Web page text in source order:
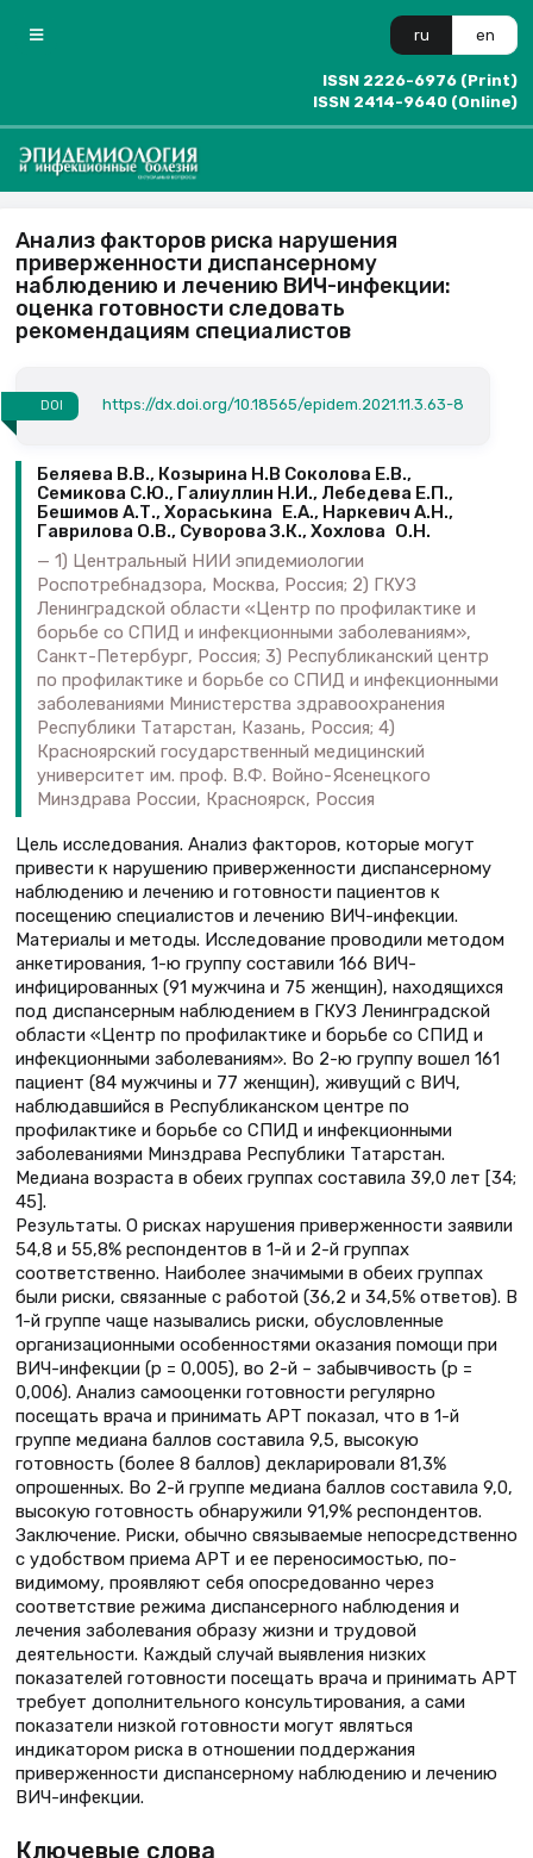
ru en
ISSN 2226-6976 (Print)
ISSN 2414-9640 (Online)
Анализ факторов риска нарушения
приверженности диспансерному
наблюдению и лечению ВИЧ-инфекции:
оценка готовности следовать
рекомендациям специалистов
DOI https://dx.doi.org/10.18565/epidem.2021.11.3.63-8
Беляева В.В., Козырина Н.В Соколова Е.В.,
Семикова С.Ю., Галиуллин Н.И., Лебедева Е.П.,
Бешимов А.Т., Хораськина Е.А., Наркевич А.Н.,
Гаврилова О.В., Суворова З.К., Хохлова О.Н.
1) Центральный НИИ эпидемиологии
Роспотребнадзора, Москва, Россия; 2) ГКУЗ
Ленинградской области «Центр по профилактике и
борьбе со СПИД и инфекционными заболеваниям»,
Санкт-Петербург, Россия; 3) Республиканский центр
по профилактике и борьбе со СПИД и инфекционными
заболеваниями Министерства здравоохранения
Республики Татарстан, Казань, Россия; 4)
Красноярский государственный медицинский
университет им. проф. В.Ф. Войно-Ясенецкого
Минздрава России, Красноярск, Россия
Цель исследования. Анализ факторов, которые могут
привести к нарушению приверженности диспансерному
наблюдению и лечению и готовности пациентов к
посещению специалистов и лечению ВИЧ-инфекции.
Материалы и методы. Исследование проводили методом
анкетирования, 1-ю группу составили 166 ВИЧ-
инфицированных (91 мужчина и 75 женщин), находящихся
под диспансерным наблюдением в ГКУЗ Ленинградской
области «Центр по профилактике и борьбе со СПИД и
инфекционными заболеваниям». Во 2-ю группу вошел 161
пациент (84 мужчины и 77 женщин), живущий с ВИЧ,
наблюдавшийся в Республиканском центре по
профилактике и борьбе со СПИД и инфекционными
заболеваниями Минздрава Республики Татарстан.
Медиана возраста в обеих группах составила 39,0 лет [34;
45].
Результаты. О рисках нарушения приверженности заявили
54,8 и 55,8% респондентов в 1-й и 2-й группах
соответственно. Наиболее значимыми в обеих группах
были риски, связанные с работой (36,2 и 34,5% ответов). В
1-й группе чаще назывались риски, обусловленные
организационными особенностями оказания помощи при
ВИЧ-инфекции (р = 0,005), во 2-й – забывчивость (р =
0,006). Анализ самооценки готовности регулярно
посещать врача и принимать АРТ показал, что в 1-й
группе медиана баллов составила 9,5, высокую
готовность (более 8 баллов) декларировали 81,3%
опрошенных. Во 2-й группе медиана баллов составила 9,0,
высокую готовность обнаружили 91,9% респондентов.
Заключение. Риски, обычно связываемые непосредственно
с удобством приема АРТ и ее переносимостью, по-
видимому, проявляют себя опосредованно через
соответствие режима диспансерного наблюдения и
лечения заболевания образу жизни и трудовой
деятельности. Каждый случай выявления низких
показателей готовности посещать врача и принимать АРТ
требует дополнительного консультирования, а сами
показатели низкой готовности могут являться
индикатором риска в отношении поддержания
приверженности диспансерному наблюдению и лечению
ВИЧ-инфекции.
Ключевые слова